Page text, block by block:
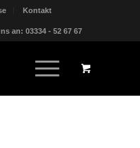
Kontakt
an: 03334 - 52 67 67